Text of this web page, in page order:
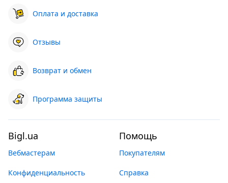
Оплата и доставка
Отзывы
Возврат и обмен
Программа защиты
Bigl.ua
Вебмастерам
Конфиденциальность
Помощь
Покупателям
Справка